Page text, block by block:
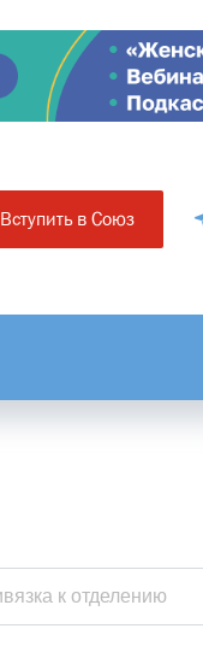
Вступить в Союз